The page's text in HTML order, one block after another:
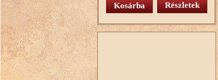
Részletek